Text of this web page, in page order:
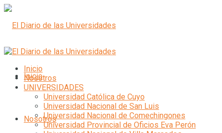
Inicio
Nosotros
Inicio
Nosotros
UNIVERSIDADES
Universidad Católica de Cuyo
Universidad Nacional de San Luis
Universidad Nacional de Comechingones
Universidad Provincial de Oficios Eva Perón